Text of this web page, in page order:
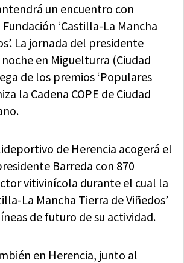
un encuentro con
‘Castilla-La Mancha
La jornada del presidente
en Miguelturra (Ciudad
de los premios ‘Populares
la Cadena COPE de Ciudad
de Herencia acogerá el
Barreda con 870
vitivinícola durante el cual la
La Mancha Tierra de Viñedos’
de futuro de su actividad.
en Herencia, junto al